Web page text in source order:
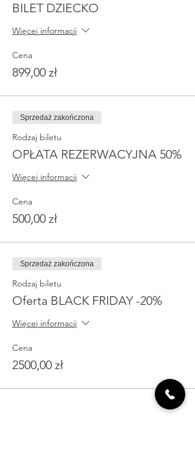
BILET DZIECKO
Więcej informacji
Cena
899,00 zł
Sprzedaż zakończona
Rodzaj biletu
OPŁATA REZERWACYJNA 50%
Więcej informacji
Cena
500,00 zł
Sprzedaż zakończona
Rodzaj biletu
Oferta BLACK FRIDAY -20%
Więcej informacji
Cena
2500,00 zł